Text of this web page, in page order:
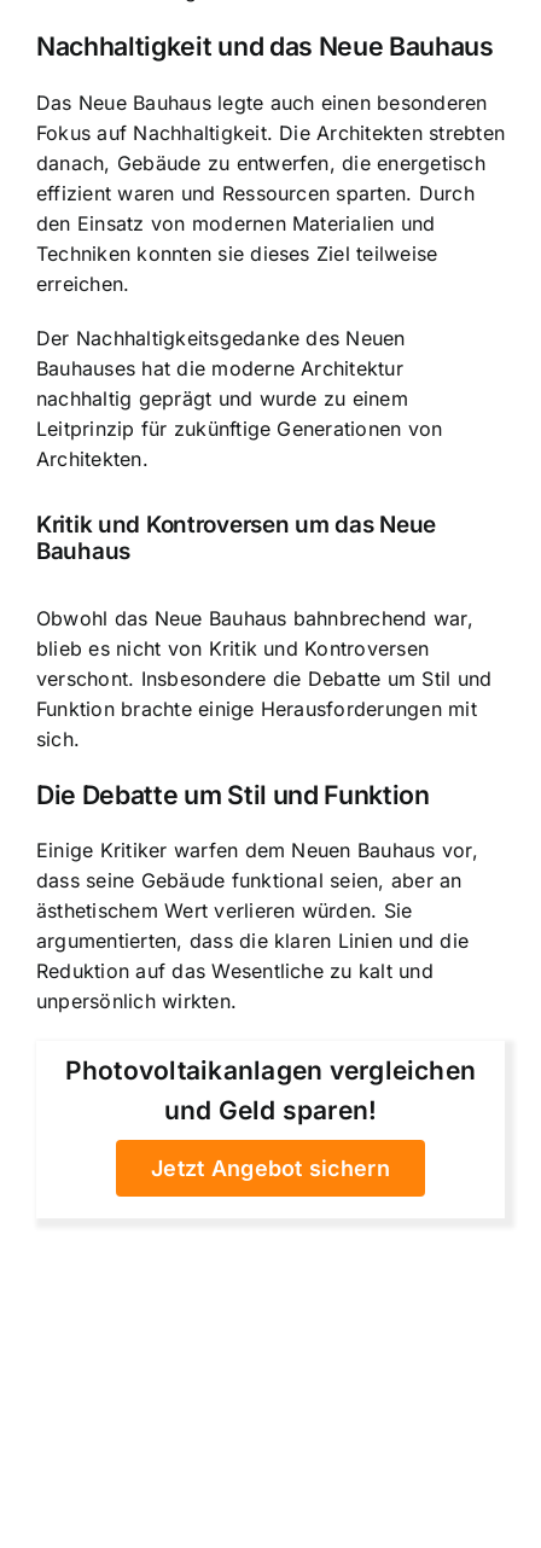
Nachhaltigkeit und das Neue Bauhaus
Das Neue Bauhaus legte auch einen besonderen
Fokus auf Nachhaltigkeit. Die Architekten strebten
danach, Gebäude zu entwerfen, die energetisch
effizient waren und Ressourcen sparten. Durch
den Einsatz von modernen Materialien und
Techniken konnten sie dieses Ziel teilweise
erreichen.
Der Nachhaltigkeitsgedanke des Neuen
Bauhauses hat die moderne Architektur
nachhaltig geprägt und wurde zu einem
Leitprinzip für zukünftige Generationen von
Architekten.
Kritik und Kontroversen um das Neue
Bauhaus
Obwohl das Neue Bauhaus bahnbrechend war,
blieb es nicht von Kritik und Kontroversen
verschont. Insbesondere die Debatte um Stil und
Funktion brachte einige Herausforderungen mit
sich.
Die Debatte um Stil und Funktion
Einige Kritiker warfen dem Neuen Bauhaus vor,
dass seine Gebäude funktional seien, aber an
ästhetischem Wert verlieren würden. Sie
argumentierten, dass die klaren Linien und die
Reduktion auf das Wesentliche zu kalt und
unpersönlich wirkten.
Photovoltaikanlagen vergleichen
und Geld sparen!
Jetzt Angebot sichern